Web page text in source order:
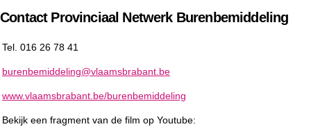
Contact Provinciaal Netwerk Burenbemiddeling
Tel. 016 26 78 41
burenbemiddeling@vlaamsbrabant.be
www.vlaamsbrabant.be/burenbemiddeling
Bekijk een fragment van de film op Youtube: